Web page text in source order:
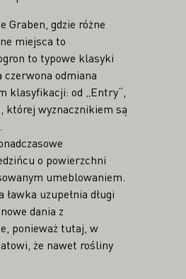
Graben, gdzie różne
miejsca to
to typowe klasyki
odmiana
klasyfikacji: od „Entry“,
której wyznacznikiem są
o powierzchni
umeblowaniem.
uzupełnia długi
dania z
ponieważ tutaj, w
że nawet rośliny